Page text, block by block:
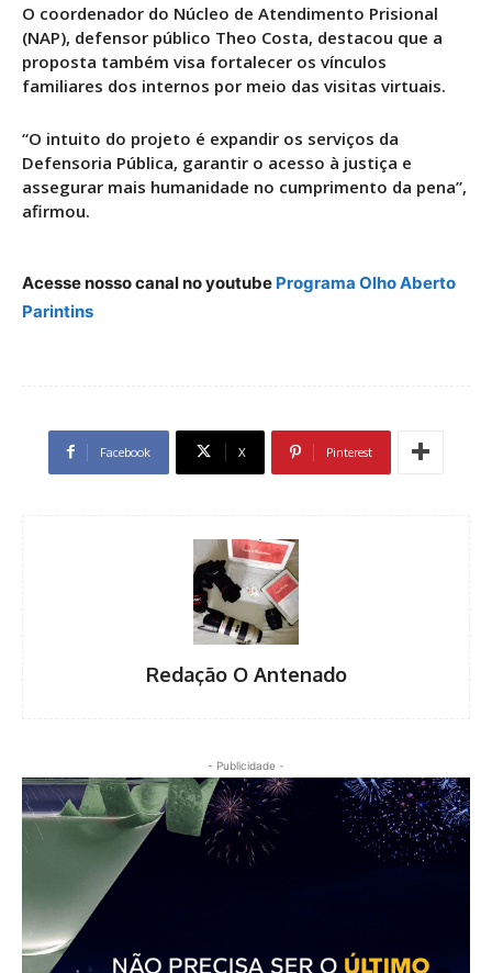
O coordenador do Núcleo de Atendimento Prisional
(NAP), defensor público Theo Costa, destacou que a
proposta também visa fortalecer os vínculos
familiares dos internos por meio das visitas virtuais.
“O intuito do projeto é expandir os serviços da
Defensoria Pública, garantir o acesso à justiça e
assegurar mais humanidade no cumprimento da pena”,
afirmou.
Acesse nosso canal no youtube Programa Olho Aberto
Parintins
Facebook X Pinterest
Redação O Antenado
- Publicidade -